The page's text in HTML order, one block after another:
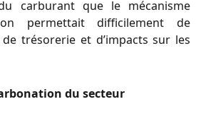
carburant que le mécanisme
permettait difficilement de
trésorerie et d’impacts sur les
du secteur